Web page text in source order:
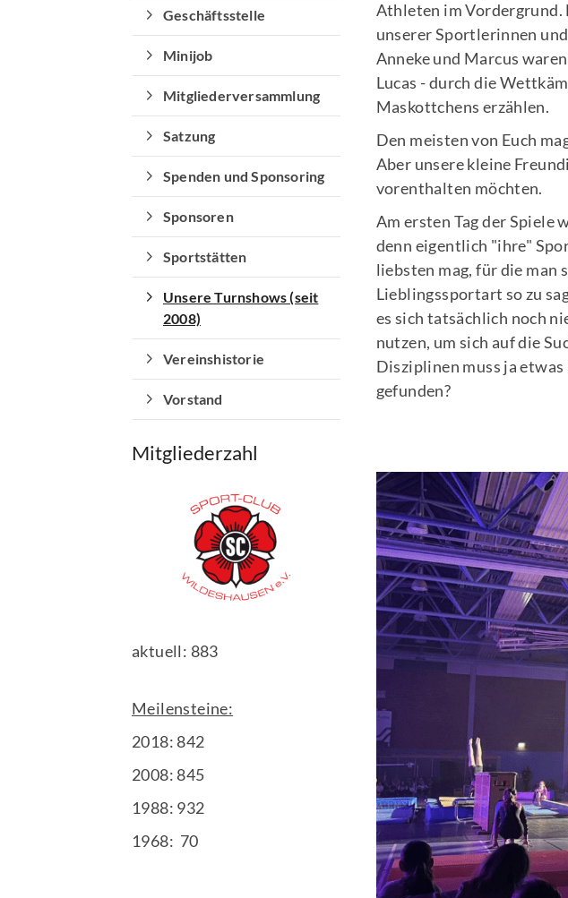
Athleten im Vordergrund.
unserer Sportlerinnen
Anneke und Marcus
Lucas - durch die
Maskottchens erzählen.
Den meisten von Euch
Aber unsere kleine
vorenthalten möchten.
Am ersten Tag der Spiele
denn eigentlich "ihre"
liebsten mag, für die man
Lieblingssportart so zu
es sich tatsächlich noch
nutzen, um sich auf die
Disziplinen muss ja etwas
gefunden?
Geschäftsstelle
Minijob
Mitgliederversammlung
Satzung
Spenden und Sponsoring
Sponsoren
Sportstätten
Unsere Turnshows (seit
2008)
Vereinshistorie
Vorstand
Mitgliederzahl
aktuell: 883
Meilensteine:
2018: 842
2008: 845
1988: 932
1968: 70